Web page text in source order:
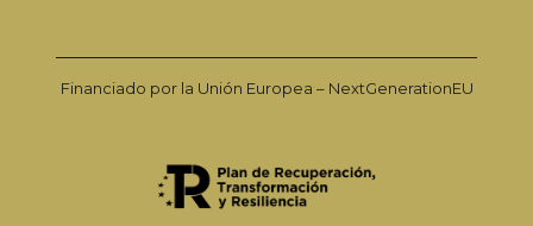
Financiado por la Unión Europea – NextGenerationEU